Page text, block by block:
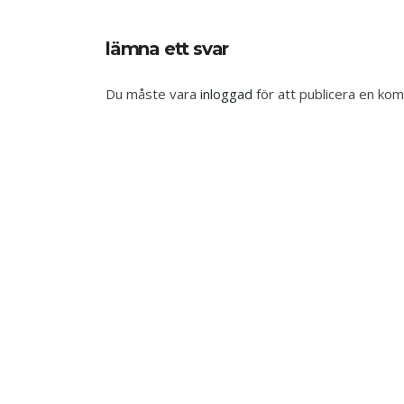
lämna ett svar
Du måste vara inloggad för att publicera en